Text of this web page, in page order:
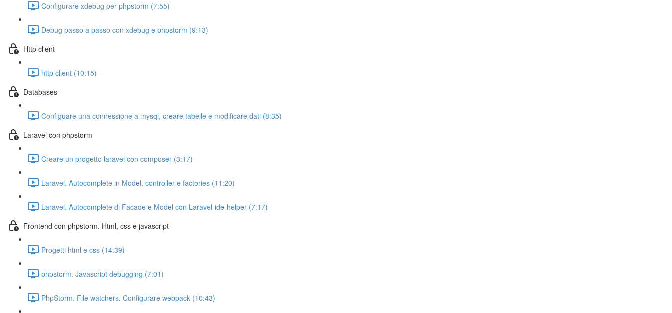
Configurare xdebug per phpstorm (7:55)
Debug passo a passo con xdebug e phpstorm (9:13)
Http client
http client (10:15)
Databases
Configuare una connessione a mysql, creare tabelle e modificare dati (8:35)
Laravel con phpstorm
Creare un progetto laravel con composer (3:17)
Laravel. Autocomplete in Model, controller e factories (11:20)
Laravel. Autocomplete di Facade e Model con Laravel-ide-helper (7:17)
Frontend con phpstorm. Html, css e javascript
Progetti html e css (14:39)
phpstorm. Javascript debugging (7:01)
PhpStorm. File watchers. Configurare webpack (10:43)